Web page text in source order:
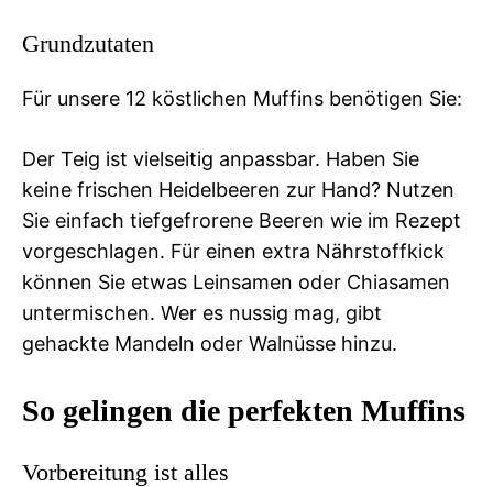
Grundzutaten
Für unsere 12 köstlichen Muffins benötigen Sie:
Der Teig ist vielseitig anpassbar. Haben Sie
keine frischen Heidelbeeren zur Hand? Nutzen
Sie einfach tiefgefrorene Beeren wie im Rezept
vorgeschlagen. Für einen extra Nährstoffkick
können Sie etwas Leinsamen oder Chiasamen
untermischen. Wer es nussig mag, gibt
gehackte Mandeln oder Walnüsse hinzu.
So gelingen die perfekten Muffins
Vorbereitung ist alles